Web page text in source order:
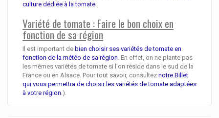
culture dédiée à la tomate.
Variété de tomate : Faire le bon choix en
fonction de sa région
Il est important de bien choisir ses variétés de tomate en
fonction de la météo de sa région. En effet, on ne plante pas
les mêmes variétés de tomate si l'on réside dans le sud de la
France ou en Alsace. Pour tout savoir, consultez notre Billet
qui vous permettra de choisir les variétés de tomate adaptées
à votre région.).